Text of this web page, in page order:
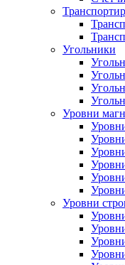
Угольники
Уровни
Уровни